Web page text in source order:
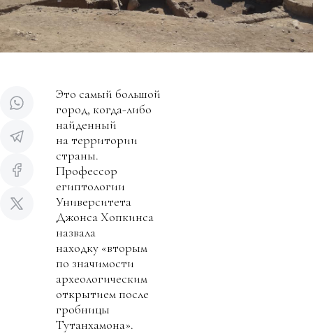
Это самый большой
город, когда-либо
найденный
на территории
страны.
Профессор
египтологии
Университета
Джонса Хопкинса
назвала
находку «вторым
по значимости
археологическим
открытием после
гробницы
Тутанхамона».